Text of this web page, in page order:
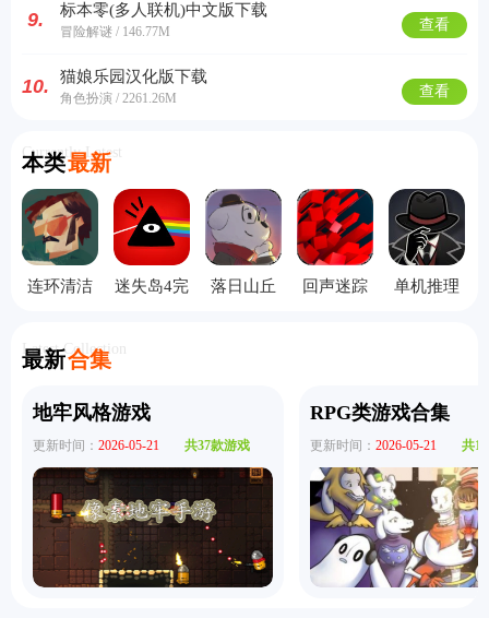
9. 标本零(多人联机)中文版下载
冒险解谜 / 146.77M 查看
10. 猫娘乐园汉化版下载
角色扮演 / 2261.26M 查看
本类最新
Currently Latest
连环清洁
迷失岛4完
落日山丘
回声迷踪
单机推理
最新合集
Latest Collection
地牢风格游戏
更新时间： 2026-05-21 共37款游戏
RPG类游戏合集
更新时间： 2026-05-21 共